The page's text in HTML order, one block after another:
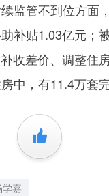
管不到位方面
补贴1.03亿元；
收差价、调整住
中，有11.4万套
+1
学嘉